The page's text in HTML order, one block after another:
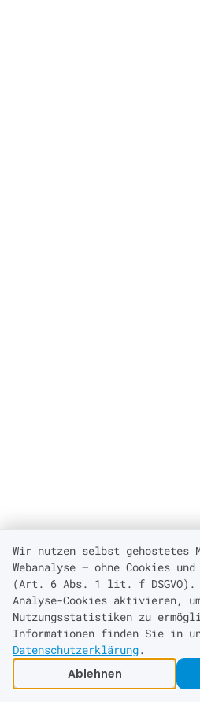
Wir nutzen selbst gehostetes
Webanalyse — ohne Cookies
(Art. 6 Abs. 1 lit. f DSGVO).
Analyse-Cookies aktivieren,
Nutzungsstatistiken zu
Informationen finden Sie in
Datenschutzerklärung.
Ablehnen